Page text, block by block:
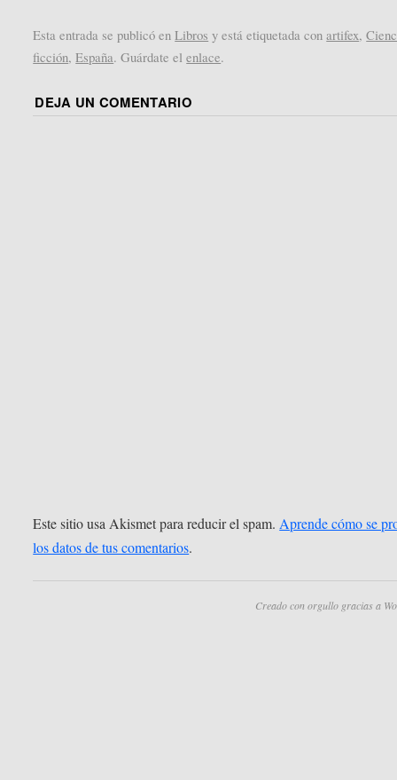
dejando esa frase en
apariencia inconsistente,
libro y empieza a…
semana, cosas que pasan
por sólo leer en los
continuación, el
resumen:…
Esta entrada se publicó enLibros y está etiquetada conartifex,
ficción,España. Guárdate elenlace.
DEJA UN COMENTARIO
Este sitio usa Akismet para reducir el spam. Aprende cómo se
los datos de tus comentarios.
Creado con orgullo gracias a